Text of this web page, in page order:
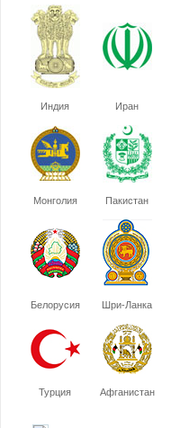
Индия Иран
Монголия Пакистан
Белорусия Шри-Ланка
Турция Афганистан